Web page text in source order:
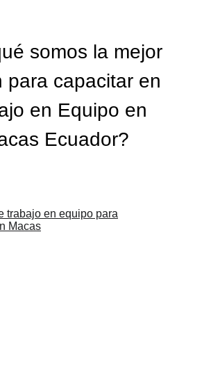
somos la mejor
para capacitar en
en Equipo en
Ecuador?